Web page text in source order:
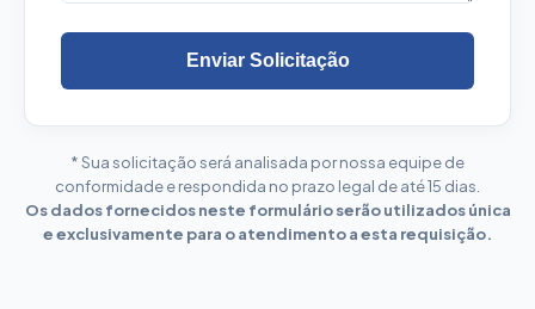
Enviar Solicitação
* Sua solicitação será analisada por nossa equipe de
conformidade e respondida no prazo legal de até 15 dias.
Os dados fornecidos neste formulário serão utilizados única
e exclusivamente para o atendimento a esta requisição.